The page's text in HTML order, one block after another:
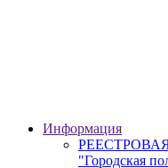
Информация
"Городская